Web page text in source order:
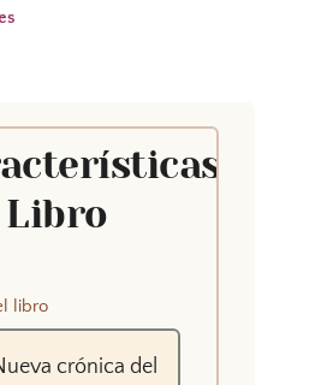
Libro
libro